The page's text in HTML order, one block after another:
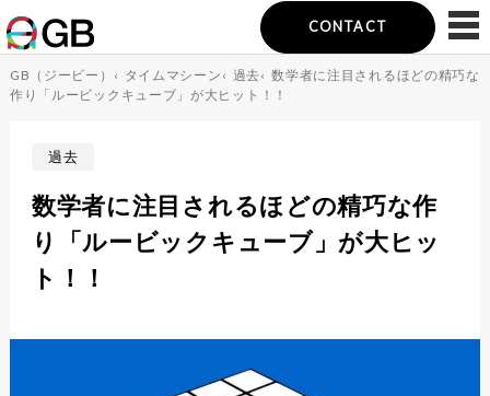
CONTACT
GB（ジービー） ‹ タイムマシーン ‹ 過去‹数学者に注目されるほどの精巧な
作り「ルービックキューブ」が大ヒット！！
過去
数学者に注目されるほどの精巧な作
り「ルービックキューブ」が大ヒッ
ト！！